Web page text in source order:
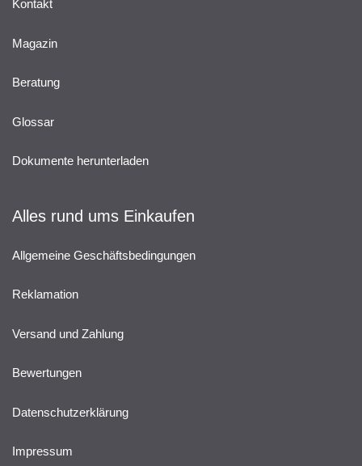
Kontakt
Magazin
Beratung
Glossar
Dokumente herunterladen
Alles rund ums Einkaufen
Allgemeine Geschäftsbedingungen
Reklamation
Versand und Zahlung
Bewertungen
Datenschutzerklärung
Impressum